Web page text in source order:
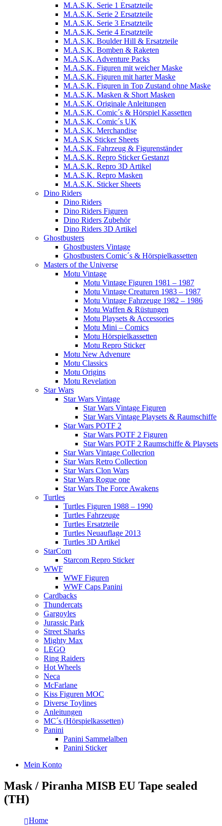
M.A.S.K. Serie 1 Ersatzteile
M.A.S.K. Serie 2 Ersatzteile
M.A.S.K. Serie 3 Ersatzteile
M.A.S.K. Serie 4 Ersatzteile
M.A.S.K. Boulder Hill & Ersatzteile
M.A.S.K. Bomben & Raketen
M.A.S.K. Adventure Packs
M.A.S.K. Figuren mit weicher Maske
M.A.S.K. Figuren mit harter Maske
M.A.S.K. Figuren in Top Zustand ohne Maske
M.A.S.K. Masken & Short Masken
M.A.S.K. Originale Anleitungen
M.A.S.K. Comic´s & Hörspiel Kassetten
M.A.S.K. Comic´s UK
M.A.S.K. Merchandise
M.A.S.K Sticker Sheets
M.A.S.K. Fahrzeug & Figurenständer
M.A.S.K. Repro Sticker Gestanzt
M.A.S.K. Repro 3D Artikel
M.A.S.K. Repro Masken
M.A.S.K. Sticker Sheets
Dino Riders
Dino Riders
Dino Riders Figuren
Dino Riders Zubehör
Dino Riders 3D Artikel
Ghostbusters
Ghostbusters Vintage
Ghostbusters Comic´s & Hörspielkassetten
Masters of the Universe
Motu Vintage
Motu Vintage Figuren 1981 – 1987
Motu Vintage Creaturen 1983 – 1987
Motu Vintage Fahrzeuge 1982 – 1986
Motu Waffen & Rüstungen
Motu Playsets & Accessories
Motu Mini – Comics
Motu Hörspielkassetten
Motu Repro Sticker
Motu New Advenure
Motu Classics
Motu Origins
Motu Revelation
Star Wars
Star Wars Vintage
Star Wars Vintage Figuren
Star Wars Vintage Playsets & Raumschiffe
Star Wars POTF 2
Star Wars POTF 2 Figuren
Star Wars POTF 2 Raumschiffe & Playsets
Star Wars Vintage Collecrion
Star Wars Retro Collection
Star Wars Clon Wars
Star Wars Rogue one
Star Wars The Force Awakens
Turtles
Turtles Figuren 1988 – 1990
Turtles Fahrzeuge
Turtles Ersatzteile
Turtles Neuauflage 2013
Turtles 3D Artikel
StarCom
Starcom Repro Sticker
WWF
WWF Figuren
WWF Caps Panini
Cardbacks
Thundercats
Gargoyles
Jurassic Park
Street Sharks
Mighty Max
LEGO
Ring Raiders
Hot Wheels
Neca
McFarlane
Kiss Figuren MOC
Diverse Toylines
Anleitungen
MC´s (Hörspielkassetten)
Panini
Panini Sammelalben
Panini Sticker
Mein Konto
Mask / Piranha MISB EU Tape sealed
(TH)
Home